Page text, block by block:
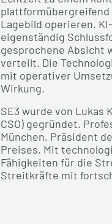
plattformübergreifend
Lagebild operieren.
eigenständig
gesprochene Absicht
verteilt. Die
mit operativer
Wirkung.
SE3 wurde von Lukas
CSO) gegründet.
München, Präsident
Preises. Mit
Fähigkeiten für die
Streitkräfte mit